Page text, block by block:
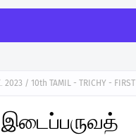
/ 10th TAMIL - TRICHY - FIRST
இடைப்பருவத்